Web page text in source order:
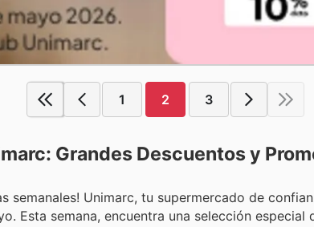
1 2 3
Grandes Descuentos y
semanales! Unimarc, tu supermercado de
Esta semana, encuentra una selección